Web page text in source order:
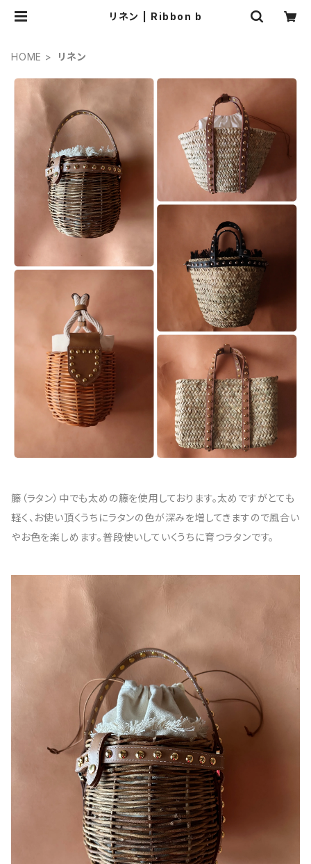
リネン | Ribbon b
HOME リネン
籐（ラタン）中でも太めの籐を使用しております。太めですがとても
軽く、お使い頂くうちにラタンの色が深みを増してきますので風合い
やお色を楽しめます。普段使いしていくうちに育つラタンです。